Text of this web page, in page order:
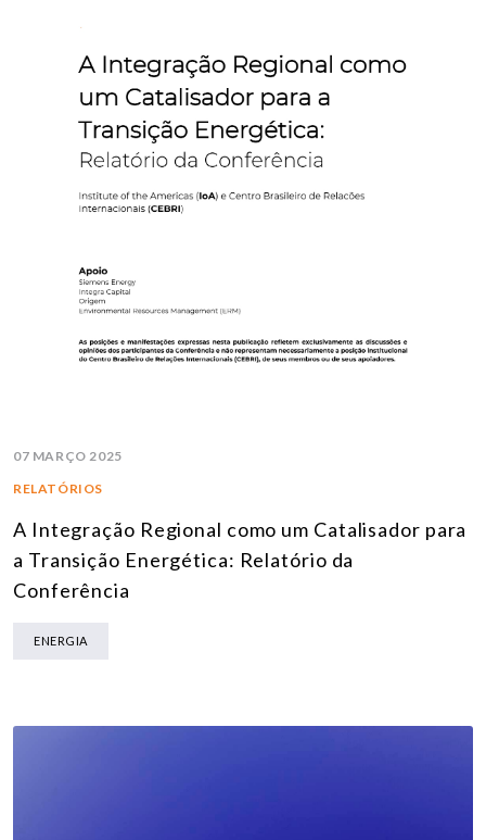
07 MARÇO 2025
RELATÓRIOS
A Integração Regional como um Catalisador para
a Transição Energética: Relatório da
Conferência
ENERGIA